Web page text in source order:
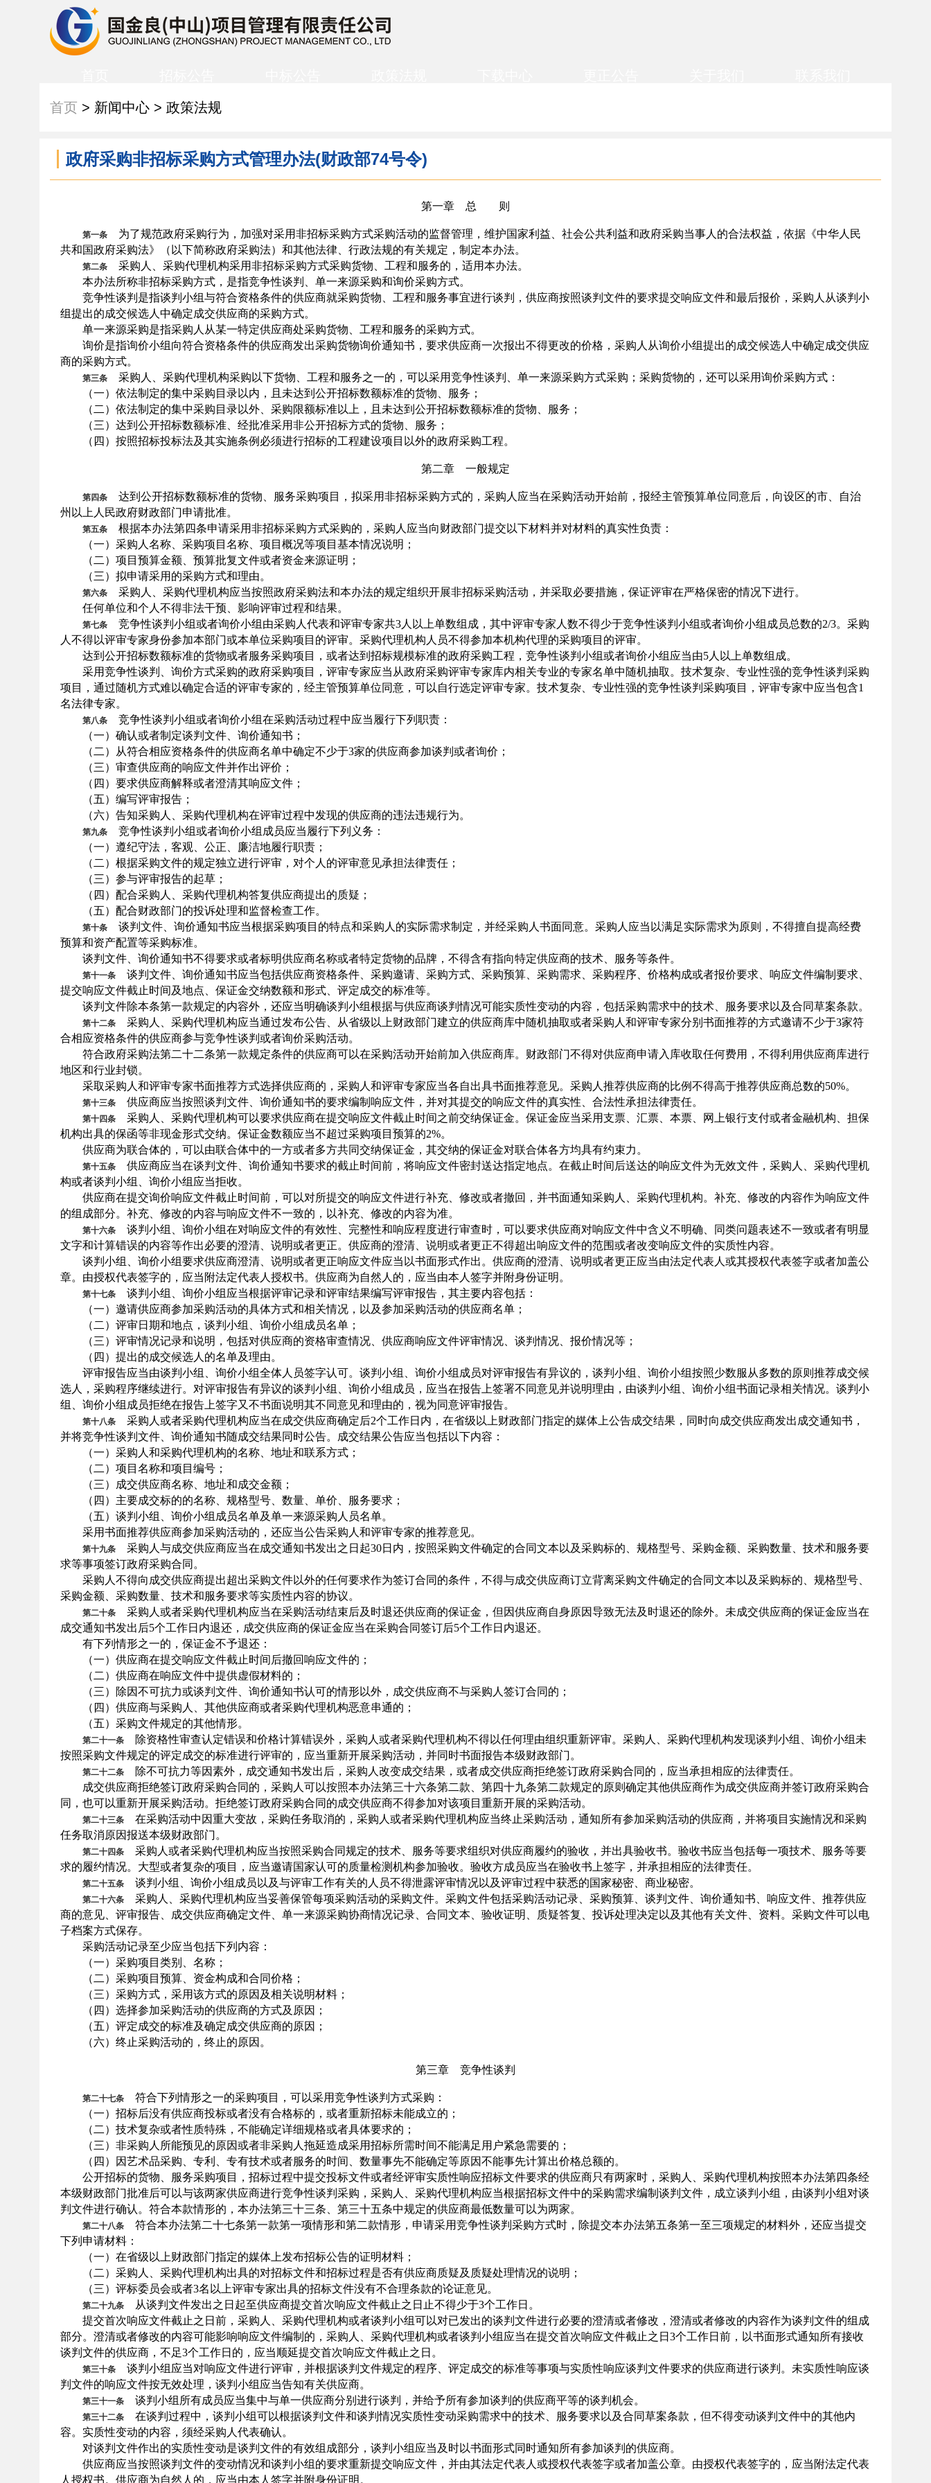
首页 > 新闻中心 > 政策法规
政府采购非招标采购方式管理办法(财政部74号令)
第一章 总 则
第一条
为了规范政府采购行为，加强对采用非招标采购方式采购活动的监督管理，维护国家利益、社会公共利益和政府采购当事人的合法权益，依据《中华人民
共和国政府采购法》（以下简称政府采购法）和其他法律、行政法规的有关规定，制定本办法。
第二条
采购人、采购代理机构采用非招标采购方式采购货物、工程和服务的，适用本办法。
本办法所称非招标采购方式，是指竞争性谈判、单一来源采购和询价采购方式。
竞争性谈判是指谈判小组与符合资格条件的供应商就采购货物、工程和服务事宜进行谈判，供应商按照谈判文件的要求提交响应文件和最后报价，采购人从谈判小
组提出的成交候选人中确定成交供应商的采购方式。
单一来源采购是指采购人从某一特定供应商处采购货物、工程和服务的采购方式。
询价是指询价小组向符合资格条件的供应商发出采购货物询价通知书，要求供应商一次报出不得更改的价格，采购人从询价小组提出的成交候选人中确定成交供应
商的采购方式。
第三条
采购人、采购代理机构采购以下货物、工程和服务之一的，可以采用竞争性谈判、单一来源采购方式采购；采购货物的，还可以采用询价采购方式：
（一）依法制定的集中采购目录以内，且未达到公开招标数额标准的货物、服务；
（二）依法制定的集中采购目录以外、采购限额标准以上，且未达到公开招标数额标准的货物、服务；
（三）达到公开招标数额标准、经批准采用非公开招标方式的货物、服务；
（四）按照招标投标法及其实施条例必须进行招标的工程建设项目以外的政府采购工程。
第二章 一般规定
第四条
达到公开招标数额标准的货物、服务采购项目，拟采用非招标采购方式的，采购人应当在采购活动开始前，报经主管预算单位同意后，向设区的市、自治
州以上人民政府财政部门申请批准。
第五条
根据本办法第四条申请采用非招标采购方式采购的，采购人应当向财政部门提交以下材料并对材料的真实性负责：
（一）采购人名称、采购项目名称、项目概况等项目基本情况说明；
（二）项目预算金额、预算批复文件或者资金来源证明；
（三）拟申请采用的采购方式和理由。
第六条
采购人、采购代理机构应当按照政府采购法和本办法的规定组织开展非招标采购活动，并采取必要措施，保证评审在严格保密的情况下进行。
任何单位和个人不得非法干预、影响评审过程和结果。
第七条 竞争性谈判小组或者询价小组由采购人代表和评审专家共3人以上单数组成，其中评审专家人数不得少于竞争性谈判小组或者询价小组成员总数的2/3。采购
人不得以评审专家身份参加本部门或本单位采购项目的评审。采购代理机构人员不得参加本机构代理的采购项目的评审。
达到公开招标数额标准的货物或者服务采购项目，或者达到招标规模标准的政府采购工程，竞争性谈判小组或者询价小组应当由5人以上单数组成。
采用竞争性谈判、询价方式采购的政府采购项目，评审专家应当从政府采购评审专家库内相关专业的专家名单中随机抽取。技术复杂、专业性强的竞争性谈判采购
项目，通过随机方式难以确定合适的评审专家的，经主管预算单位同意，可以自行选定评审专家。技术复杂、专业性强的竞争性谈判采购项目，评审专家中应当包含1
名法律专家。
第八条
竞争性谈判小组或者询价小组在采购活动过程中应当履行下列职责：
（一）确认或者制定谈判文件、询价通知书；
（二）从符合相应资格条件的供应商名单中确定不少于3家的供应商参加谈判或者询价；
（三）审查供应商的响应文件并作出评价；
（四）要求供应商解释或者澄清其响应文件；
（五）编写评审报告；
（六）告知采购人、采购代理机构在评审过程中发现的供应商的违法违规行为。
第九条
竞争性谈判小组或者询价小组成员应当履行下列义务：
（一）遵纪守法，客观、公正、廉洁地履行职责；
（二）根据采购文件的规定独立进行评审，对个人的评审意见承担法律责任；
（三）参与评审报告的起草；
（四）配合采购人、采购代理机构答复供应商提出的质疑；
（五）配合财政部门的投诉处理和监督检查工作。
第十条
谈判文件、询价通知书应当根据采购项目的特点和采购人的实际需求制定，并经采购人书面同意。采购人应当以满足实际需求为原则，不得擅自提高经费
预算和资产配置等采购标准。
谈判文件、询价通知书不得要求或者标明供应商名称或者特定货物的品牌，不得含有指向特定供应商的技术、服务等条件。
第十一条
谈判文件、询价通知书应当包括供应商资格条件、采购邀请、采购方式、采购预算、采购需求、采购程序、价格构成或者报价要求、响应文件编制要求、
提交响应文件截止时间及地点、保证金交纳数额和形式、评定成交的标准等。
谈判文件除本条第一款规定的内容外，还应当明确谈判小组根据与供应商谈判情况可能实质性变动的内容，包括采购需求中的技术、服务要求以及合同草案条款。
第十二条 采购人、采购代理机构应当通过发布公告、从省级以上财政部门建立的供应商库中随机抽取或者采购人和评审专家分别书面推荐的方式邀请不少于3家符
合相应资格条件的供应商参与竞争性谈判或者询价采购活动。
符合政府采购法第二十二条第一款规定条件的供应商可以在采购活动开始前加入供应商库。财政部门不得对供应商申请入库收取任何费用，不得利用供应商库进行
地区和行业封锁。
采取采购人和评审专家书面推荐方式选择供应商的，采购人和评审专家应当各自出具书面推荐意见。采购人推荐供应商的比例不得高于推荐供应商总数的50%。
第十三条 供应商应当按照谈判文件、询价通知书的要求编制响应文件，并对其提交的响应文件的真实性、合法性承担法律责任。
第十四条
采购人、采购代理机构可以要求供应商在提交响应文件截止时间之前交纳保证金。保证金应当采用支票、汇票、本票、网上银行支付或者金融机构、担保
机构出具的保函等非现金形式交纳。保证金数额应当不超过采购项目预算的2%。
供应商为联合体的，可以由联合体中的一方或者多方共同交纳保证金，其交纳的保证金对联合体各方均具有约束力。
第十五条
供应商应当在谈判文件、询价通知书要求的截止时间前，将响应文件密封送达指定地点。在截止时间后送达的响应文件为无效文件，采购人、采购代理机
构或者谈判小组、询价小组应当拒收。
供应商在提交询价响应文件截止时间前，可以对所提交的响应文件进行补充、修改或者撤回，并书面通知采购人、采购代理机构。补充、修改的内容作为响应文件
的组成部分。补充、修改的内容与响应文件不一致的，以补充、修改的内容为准。
第十六条
谈判小组、询价小组在对响应文件的有效性、完整性和响应程度进行审查时，可以要求供应商对响应文件中含义不明确、同类问题表述不一致或者有明显
文字和计算错误的内容等作出必要的澄清、说明或者更正。供应商的澄清、说明或者更正不得超出响应文件的范围或者改变响应文件的实质性内容。
谈判小组、询价小组要求供应商澄清、说明或者更正响应文件应当以书面形式作出。供应商的澄清、说明或者更正应当由法定代表人或其授权代表签字或者加盖公
章。由授权代表签字的，应当附法定代表人授权书。供应商为自然人的，应当由本人签字并附身份证明。
第十七条
谈判小组、询价小组应当根据评审记录和评审结果编写评审报告，其主要内容包括：
（一）邀请供应商参加采购活动的具体方式和相关情况，以及参加采购活动的供应商名单；
（二）评审日期和地点，谈判小组、询价小组成员名单；
（三）评审情况记录和说明，包括对供应商的资格审查情况、供应商响应文件评审情况、谈判情况、报价情况等；
（四）提出的成交候选人的名单及理由。
评审报告应当由谈判小组、询价小组全体人员签字认可。谈判小组、询价小组成员对评审报告有异议的，谈判小组、询价小组按照少数服从多数的原则推荐成交候
选人，采购程序继续进行。对评审报告有异议的谈判小组、询价小组成员，应当在报告上签署不同意见并说明理由，由谈判小组、询价小组书面记录相关情况。谈判小
组、询价小组成员拒绝在报告上签字又不书面说明其不同意见和理由的，视为同意评审报告。
第十八条 采购人或者采购代理机构应当在成交供应商确定后2个工作日内，在省级以上财政部门指定的媒体上公告成交结果，同时向成交供应商发出成交通知书，
并将竞争性谈判文件、询价通知书随成交结果同时公告。成交结果公告应当包括以下内容：
（一）采购人和采购代理机构的名称、地址和联系方式；
（二）项目名称和项目编号；
（三）成交供应商名称、地址和成交金额；
（四）主要成交标的的名称、规格型号、数量、单价、服务要求；
（五）谈判小组、询价小组成员名单及单一来源采购人员名单。
采用书面推荐供应商参加采购活动的，还应当公告采购人和评审专家的推荐意见。
第十九条 采购人与成交供应商应当在成交通知书发出之日起30日内，按照采购文件确定的合同文本以及采购标的、规格型号、采购金额、采购数量、技术和服务要
求等事项签订政府采购合同。
采购人不得向成交供应商提出超出采购文件以外的任何要求作为签订合同的条件，不得与成交供应商订立背离采购文件确定的合同文本以及采购标的、规格型号、
采购金额、采购数量、技术和服务要求等实质性内容的协议。
第二十条
采购人或者采购代理机构应当在采购活动结束后及时退还供应商的保证金，但因供应商自身原因导致无法及时退还的除外。未成交供应商的保证金应当在
成交通知书发出后5个工作日内退还，成交供应商的保证金应当在采购合同签订后5个工作日内退还。
有下列情形之一的，保证金不予退还：
（一）供应商在提交响应文件截止时间后撤回响应文件的；
（二）供应商在响应文件中提供虚假材料的；
（三）除因不可抗力或谈判文件、询价通知书认可的情形以外，成交供应商不与采购人签订合同的；
（四）供应商与采购人、其他供应商或者采购代理机构恶意串通的；
（五）采购文件规定的其他情形。
第二十一条
除资格性审查认定错误和价格计算错误外，采购人或者采购代理机构不得以任何理由组织重新评审。采购人、采购代理机构发现谈判小组、询价小组未
按照采购文件规定的评定成交的标准进行评审的，应当重新开展采购活动，并同时书面报告本级财政部门。
第二十二条
除不可抗力等因素外，成交通知书发出后，采购人改变成交结果，或者成交供应商拒绝签订政府采购合同的，应当承担相应的法律责任。
成交供应商拒绝签订政府采购合同的，采购人可以按照本办法第三十六条第二款、第四十九条第二款规定的原则确定其他供应商作为成交供应商并签订政府采购合
同，也可以重新开展采购活动。拒绝签订政府采购合同的成交供应商不得参加对该项目重新开展的采购活动。
第二十三条
在采购活动中因重大变故，采购任务取消的，采购人或者采购代理机构应当终止采购活动，通知所有参加采购活动的供应商，并将项目实施情况和采购
任务取消原因报送本级财政部门。
第二十四条
采购人或者采购代理机构应当按照采购合同规定的技术、服务等要求组织对供应商履约的验收，并出具验收书。验收书应当包括每一项技术、服务等要
求的履约情况。大型或者复杂的项目，应当邀请国家认可的质量检测机构参加验收。验收方成员应当在验收书上签字，并承担相应的法律责任。
第二十五条 谈判小组、询价小组成员以及与评审工作有关的人员不得泄露评审情况以及评审过程中获悉的国家秘密、商业秘密。
第二十六条
采购人、采购代理机构应当妥善保管每项采购活动的采购文件。采购文件包括采购活动记录、采购预算、谈判文件、询价通知书、响应文件、推荐供应
商的意见、评审报告、成交供应商确定文件、单一来源采购协商情况记录、合同文本、验收证明、质疑答复、投诉处理决定以及其他有关文件、资料。采购文件可以电
子档案方式保存。
采购活动记录至少应当包括下列内容：
（一）采购项目类别、名称；
（二）采购项目预算、资金构成和合同价格；
（三）采购方式，采用该方式的原因及相关说明材料；
（四）选择参加采购活动的供应商的方式及原因；
（五）评定成交的标准及确定成交供应商的原因；
（六）终止采购活动的，终止的原因。
第三章 竞争性谈判
第二十七条
符合下列情形之一的采购项目，可以采用竞争性谈判方式采购：
（一）招标后没有供应商投标或者没有合格标的，或者重新招标未能成立的；
（二）技术复杂或者性质特殊，不能确定详细规格或者具体要求的；
（三）非采购人所能预见的原因或者非采购人拖延造成采用招标所需时间不能满足用户紧急需要的；
（四）因艺术品采购、专利、专有技术或者服务的时间、数量事先不能确定等原因不能事先计算出价格总额的。
公开招标的货物、服务采购项目，招标过程中提交投标文件或者经评审实质性响应招标文件要求的供应商只有两家时，采购人、采购代理机构按照本办法第四条经
本级财政部门批准后可以与该两家供应商进行竞争性谈判采购，采购人、采购代理机构应当根据招标文件中的采购需求编制谈判文件，成立谈判小组，由谈判小组对谈
判文件进行确认。符合本款情形的，本办法第三十三条、第三十五条中规定的供应商最低数量可以为两家。
第二十八条
符合本办法第二十七条第一款第一项情形和第二款情形，申请采用竞争性谈判采购方式时，除提交本办法第五条第一至三项规定的材料外，还应当提交
下列申请材料：
（一）在省级以上财政部门指定的媒体上发布招标公告的证明材料；
（二）采购人、采购代理机构出具的对招标文件和招标过程是否有供应商质疑及质疑处理情况的说明；
（三）评标委员会或者3名以上评审专家出具的招标文件没有不合理条款的论证意见。
第二十九条 从谈判文件发出之日起至供应商提交首次响应文件截止之日止不得少于3个工作日。
提交首次响应文件截止之日前，采购人、采购代理机构或者谈判小组可以对已发出的谈判文件进行必要的澄清或者修改，澄清或者修改的内容作为谈判文件的组成
部分。澄清或者修改的内容可能影响响应文件编制的，采购人、采购代理机构或者谈判小组应当在提交首次响应文件截止之日 3个工作日前，以书面形式通知所有接收
谈判文件的供应商，不足3个工作日的，应当顺延提交首次响应文件截止之日。
第三十条
谈判小组应当对响应文件进行评审，并根据谈判文件规定的程序、评定成交的标准等事项与实质性响应谈判文件要求的供应商进行谈判。未实质性响应谈
判文件的响应文件按无效处理，谈判小组应当告知有关供应商。
第三十一条 谈判小组所有成员应当集中与单一供应商分别进行谈判，并给予所有参加谈判的供应商平等的谈判机会。
第三十二条
在谈判过程中，谈判小组可以根据谈判文件和谈判情况实质性变动采购需求中的技术、服务要求以及合同草案条款，但不得变动谈判文件中的其他内
容。实质性变动的内容，须经采购人代表确认。
对谈判文件作出的实质性变动是谈判文件的有效组成部分，谈判小组应当及时以书面形式同时通知所有参加谈判的供应商。
供应商应当按照谈判文件的变动情况和谈判小组的要求重新提交响应文件，并由其法定代表人或授权代表签字或者加盖公章。由授权代表签字的，应当附法定代表
人授权书。供应商为自然人的，应当由本人签字并附身份证明。